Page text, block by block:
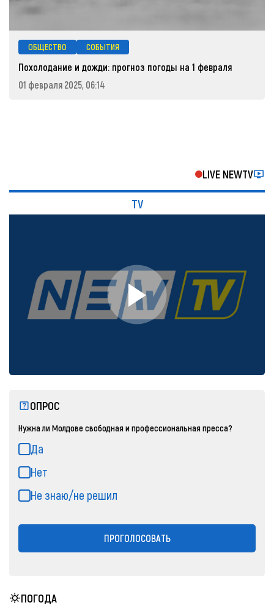
ОБЩЕСТВО СОБЫТИЯ
Похолодание и дожди: прогноз погоды на 1 февраля
01 февраля 2025, 06:14
LIVE NEWTV
TV
ОПРОС
Нужна ли Молдове свободная и профессиональная пресса?
Да
Нет
Не знаю/не решил
ПРОГОЛОСОВАТЬ
ПОГОДА